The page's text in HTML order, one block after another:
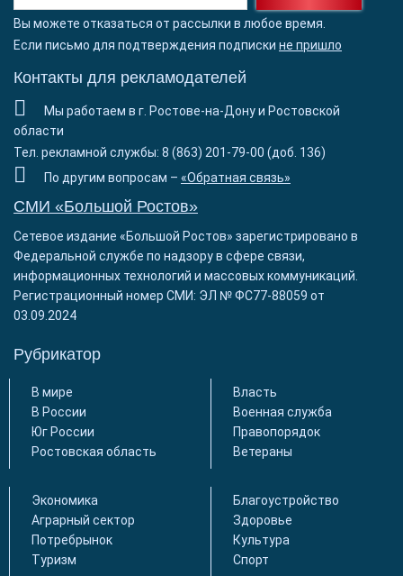
Вы можете отказаться от рассылки в любое время.
Если письмо для подтверждения подписки не пришло
Контакты для рекламодателей
Мы работаем в г. Ростове-на-Дону и Ростовской
области
Тел. рекламной службы: 8 (863) 201-79-00 (доб. 136)
По другим вопросам – «Обратная связь»
СМИ «Большой Ростов»
Сетевое издание «Большой Ростов» зарегистрировано в
Федеральной службе по надзору в сфере связи,
информационных технологий и массовых коммуникаций.
Регистрационный номер СМИ: ЭЛ № ФС77-88059 от
03.09.2024
Рубрикатор
В мире
В России
Юг России
Ростовская область
Власть
Военная служба
Правопорядок
Ветераны
Экономика
Аграрный сектор
Потребрынок
Туризм
Благоустройство
Здоровье
Культура
Спорт